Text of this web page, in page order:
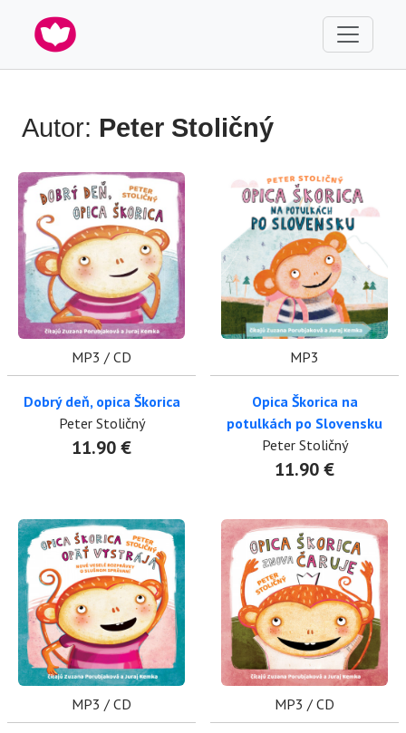
Autor: Peter Stoličný
MP3 / CD
Dobrý deň, opica Škorica
Peter Stoličný
11.90 €
MP3
Opica Škorica na
potulkách po Slovensku
Peter Stoličný
11.90 €
MP3 / CD MP3 / CD